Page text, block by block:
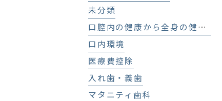
未分類
口腔内の健康から全身の健康へ
口内環境
医療費控除
入れ歯・義歯
マタニティ歯科